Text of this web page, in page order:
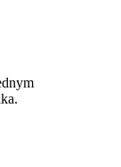
użytkownika.